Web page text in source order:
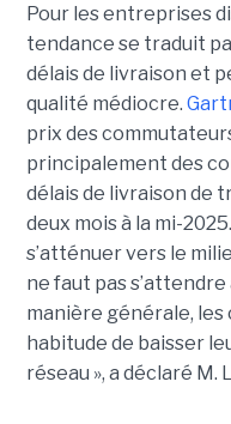
Pour les entreprises
tendance se traduit
délais de livraison et
qualité médiocre.
prix des
principalement des
délais de livraison de
deux mois à la mi-
s’atténuer vers le
ne faut pas s’attendre
manière générale,
habitude de baisser
réseau », a déclaré M.